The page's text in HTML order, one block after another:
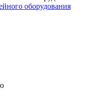
оборудования